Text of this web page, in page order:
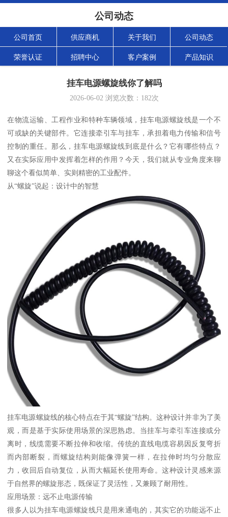
公司动态
公司首页 供应商机 关于我们 公司动态
荣誉认证 招聘中心 客户案例 产品知识
挂车电源螺旋线你了解吗
2026-06-02浏览次数： 182次
在物流运输、工程作业和特种车辆领域，挂车电源螺旋线是一个不
可或缺的关键部件。它连接牵引车与挂车，承担着电力传输和信号
控制的重任。那么，挂车电源螺旋线到底是什么？它有哪些特点？
又在实际应用中发挥着怎样的作用？今天，我们就从专业角度来聊
聊这个看似简单、实则精密的工业配件。
从“螺旋”说起：设计中的智慧
挂车电源螺旋线的核心特点在于其“螺旋”结构。这种设计并非为了美
观，而是基于实际使用场景的深思熟虑。当挂车与牵引车连接或分
离时，线缆需要不断拉伸和收缩。传统的直线电缆容易因反复弯折
而内部断裂，而螺旋结构则能像弹簧一样，在拉伸时均匀分散应
力，收回后自动复位，从而大幅延长使用寿命。这种设计灵感来源
于自然界的螺旋形态，既保证了灵活性，又兼顾了耐用性。
应用场景：远不止电源传输
很多人以为挂车电源螺旋线只是用来通电的，其实它的功能远不止